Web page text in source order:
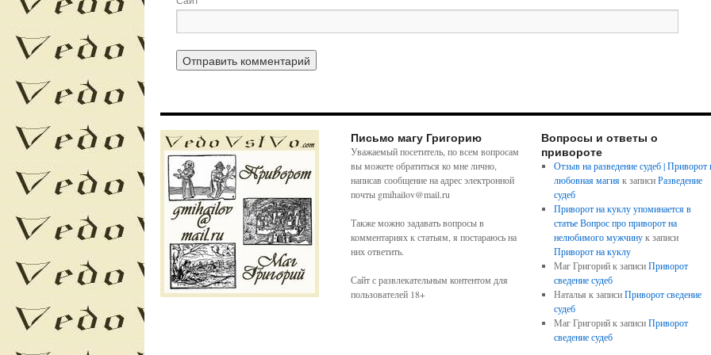
Письмо магу Григорию
Уважаемый посетитель, по всем вопросам
вы можете обратиться ко мне лично,
написав сообщение на адрес электронной
почты gmihailov@mail.ru
Также можно задавать вопросы в
комментариях к статьям, я постараюсь на
них ответить.
Сайт с развлекательным контентом для
пользователей 18+
Вопросы и ответы о
привороте
Отзыв на разведение судеб | Приворот
любовная магияк записиРазведение
судеб
Приворот на куклу упоминается в
статье Вопрос про приворот на
нелюбимого мужчинук записи
Приворот на куклу
Маг Григорийк записиПриворот
сведение судеб
Наталья к записиПриворот сведение
судеб
Маг Григорийк записиПриворот
сведение судеб